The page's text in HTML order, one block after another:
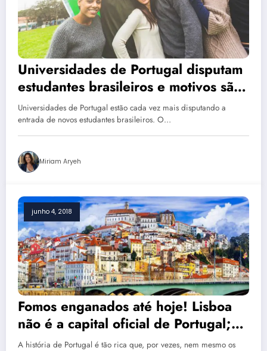
Universidades de Portugal disputam
estudantes brasileiros e motivos são
claros
Universidades de Portugal estão cada vez mais disputando a
entrada de novos estudantes brasileiros. O…
Miriam Aryeh
junho 4, 2018
Fomos enganados até hoje! Lisboa
não é a capital oficial de Portugal;
entenda qual é
A história de Portugal é tão rica que, por vezes, nem mesmo os